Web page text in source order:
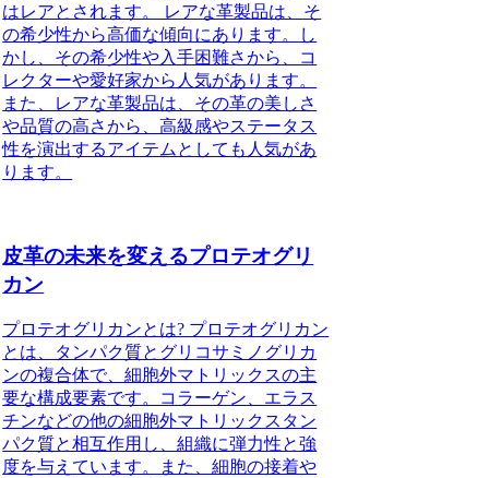
はレアとされます。 レアな革製品は、そ
の希少性から高価な傾向にあります。し
かし、その希少性や入手困難さから、コ
レクターや愛好家から人気があります。
また、レアな革製品は、その革の美しさ
や品質の高さから、高級感やステータス
性を演出するアイテムとしても人気があ
ります。
皮革の未来を変えるプロテオグリ
カン
プロテオグリカンとは? プロテオグリカン
とは、タンパク質とグリコサミノグリカ
ンの複合体で、細胞外マトリックスの主
要な構成要素です。コラーゲン、エラス
チンなどの他の細胞外マトリックスタン
パク質と相互作用し、組織に弾力性と強
度を与えています。また、細胞の接着や